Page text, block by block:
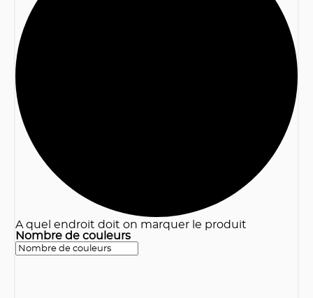
A quel endroit doit on marquer le produit
Nombre de couleurs